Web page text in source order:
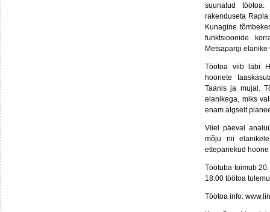
suunatud
rakenduseta
Kunagine
funktsioonide
Metsapargi
Töötoa viib läbi
hoonete
Taanis ja mujal.
elanikega, miks
enam algselt
Viiel päeval
mõju nii
ettepanekud
Töötuba toimub
18:00 töötoa
Töötoa info: